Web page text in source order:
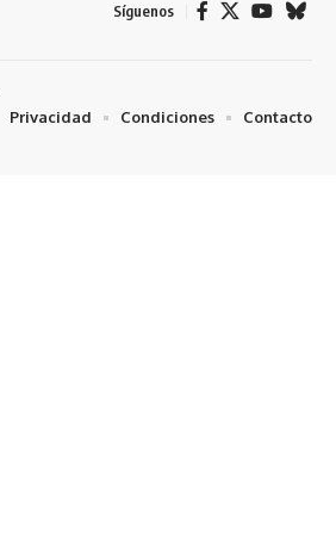
Síguenos
Privacidad Condiciones Contacto